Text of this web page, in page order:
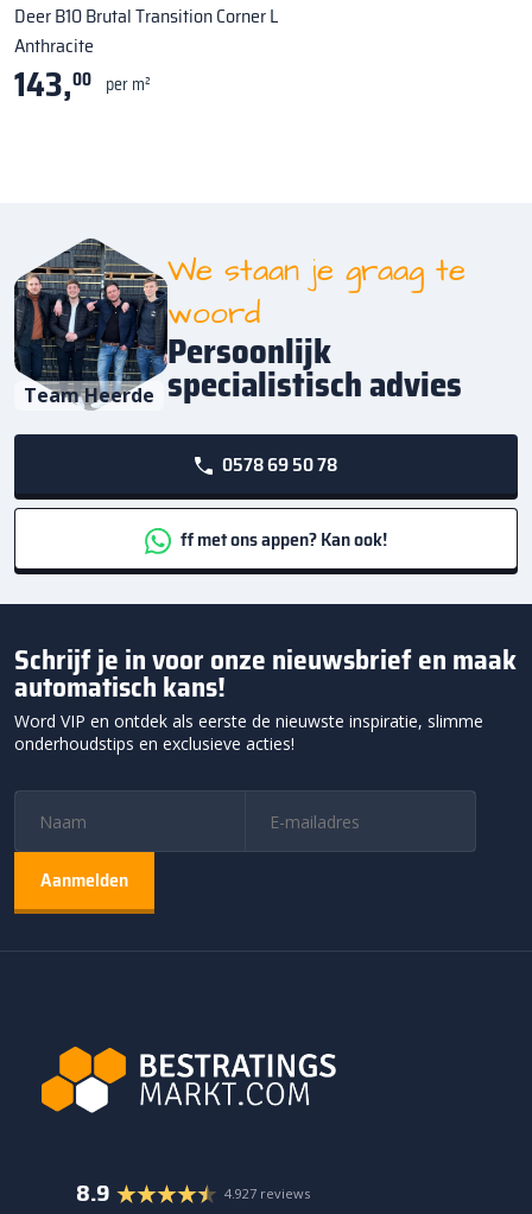
Deer B10 Brutal Transition Corner L
Anthracite
143,00 per m²
Team Heerde
We staan je graag te
woord
Persoonlijk
specialistisch advies
0578 69 50 78
ff met ons appen? Kan ook!
Schrijf je in voor onze nieuwsbrief en maak
automatisch kans!
Word VIP en ontdek als eerste de nieuwste inspiratie, slimme
onderhoudstips en exclusieve acties!
8.9 4.927 reviews